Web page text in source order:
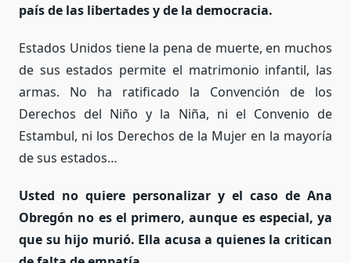
país de las libertades y de la democracia.
Estados Unidos tiene la pena de muerte, en muchos
de sus estados permite el matrimonio infantil, las
armas. No ha ratificado la Convención de los
Derechos del Niño y la Niña, ni el Convenio de
Estambul, ni los Derechos de la Mujer en la mayoría
de sus estados…
Usted no quiere personalizar y el caso de Ana
Obregón no es el primero, aunque es especial, ya
que su hijo murió. Ella acusa a quienes la critican